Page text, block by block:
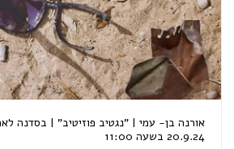
אורנה בן- עמי | "נגטיב פוזיטיב" | בסדנה
20.9.24 בשעה 11:00